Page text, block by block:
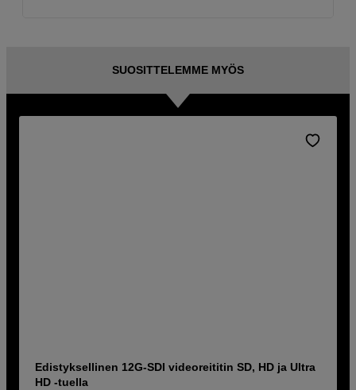
SUOSITTELEMME MYÖS
Edistyksellinen 12G-SDI videoreititin SD, HD ja Ultra
HD -tuella